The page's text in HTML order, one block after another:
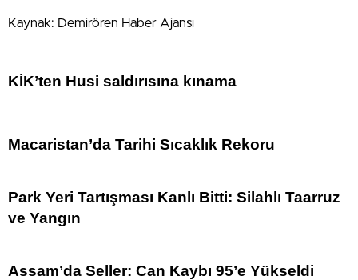
Kaynak: Demirören Haber Ajansı
KİK’ten Husi saldırısına kınama
Macaristan’da Tarihi Sıcaklık Rekoru
Park Yeri Tartışması Kanlı Bitti: Silahlı Taarruz
ve Yangın
Assam’da Seller: Can Kaybı 95’e Yükseldi